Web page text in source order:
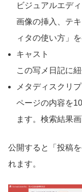
ビジュアルエデ
画像の挿入、テ
ィタの使い方」
キャスト
この写メ日記に
メタディスクリ
ページの内容を
ます。検索結果
公開すると「投稿
れます。